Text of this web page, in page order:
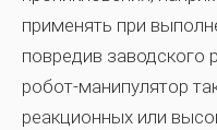
применять при
повредив
робот-манипулятор
реакционных или